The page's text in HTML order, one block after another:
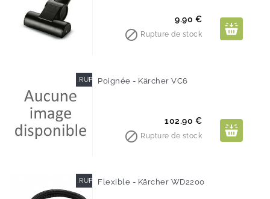
Prix
9.90 €
 Rupture de stock
RUPTURE DE STOCK
Poignée - Kärcher VC6
Prix
102.90 €
 Rupture de stock
RUPTURE DE STOCK
Flexible - Kärcher WD2200